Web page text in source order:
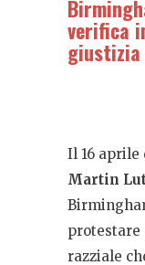
verifica
giustizia
Il 16 aprile
Martin
protestare
razziale